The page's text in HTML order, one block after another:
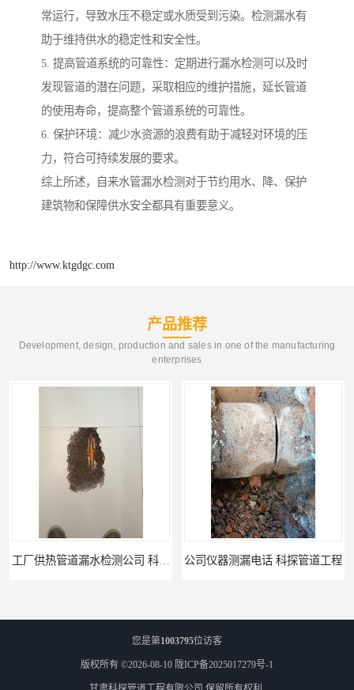
常运行，导致水压不稳定或水质受到污染。检测漏水有
助于维持供水的稳定性和安全性。
5. 提高管道系统的可靠性：定期进行漏水检测可以及时
发现管道的潜在问题，采取相应的维护措施，延长管道
的使用寿命，提高整个管道系统的可靠性。
6. 保护环境：减少水资源的浪费有助于减轻对环境的压
力，符合可持续发展的要求。
综上所述，自来水管漏水检测对于节约用水、降、保护
建筑物和保障供水安全都具有重要意义。
http://www.ktgdgc.com
产品推荐
Development, design, production and sales in one of the manufacturing
enterprises
公司仪器测漏电话 科探管道工程 工厂管道工程 科探管道工程
您是第1003795位访客
版权所有 ©2026-08-10 陇ICP备2025017279号-1